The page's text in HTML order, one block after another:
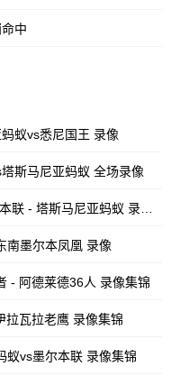
中
蚁vs悉尼国王 录像
斯马尼亚蚂蚁 全场录像
05月02日NBL(A)季后赛首轮G3 墨尔本联 - 塔斯马尼亚蚂蚁 录像集锦
南墨尔本凤凰 录像
- 阿德莱德36人 录像集锦
拉瓦拉老鹰 录像集锦
蚁vs墨尔本联 录像集锦